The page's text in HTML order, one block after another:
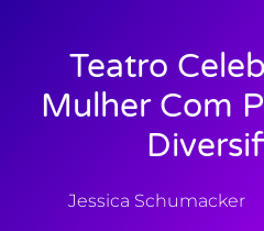
Teatro
Mulher Com
Jessica Schumacker